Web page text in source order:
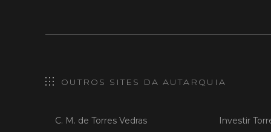
OUTROS SITES DA AUTARQUIA
C. M. de Torres Vedras Investir